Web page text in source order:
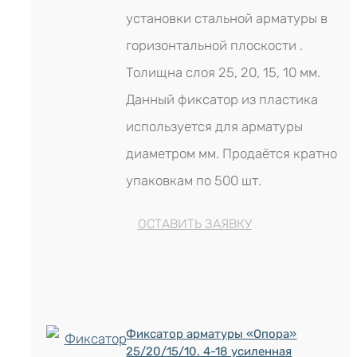
установки стальной арматуры в
горизонтальной плоскости .
Толищна слоя 25, 20, 15, 10 мм.
Данный фиксатор из пластика
используется для арматуры
диаметром мм. Продаётся кратно
упаковкам по 500 шт.
ОСТАВИТЬ ЗАЯВКУ
Фиксатор арматуры «Опора»
25/20/15/10. 4-18 усиленная